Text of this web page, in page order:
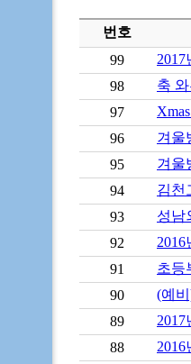
번호
99
98
축
97
96
겨울
95
겨울
94
김천
93
성남
92
2016
91
초등
90
(예
89
88
2016